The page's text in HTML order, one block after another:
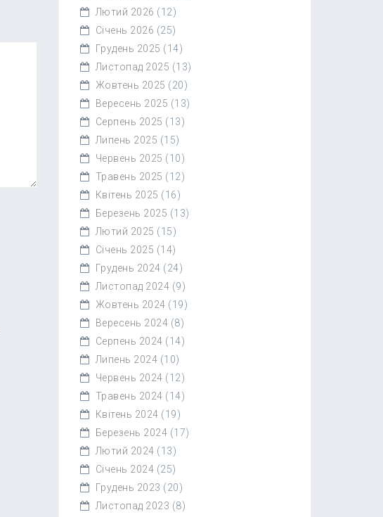
Лютий 2026 (12)
Січень 2026 (25)
Грудень 2025 (14)
Листопад 2025 (13)
Жовтень 2025 (20)
Вересень 2025 (13)
Серпень 2025 (13)
Липень 2025 (15)
Червень 2025 (10)
Травень 2025 (12)
Квітень 2025 (16)
Березень 2025 (13)
Лютий 2025 (15)
Січень 2025 (14)
Грудень 2024 (24)
Листопад 2024 (9)
Жовтень 2024 (19)
Вересень 2024 (8)
Серпень 2024 (14)
Липень 2024 (10)
Червень 2024 (12)
Травень 2024 (14)
Квітень 2024 (19)
Березень 2024 (17)
Лютий 2024 (13)
Січень 2024 (25)
Грудень 2023 (20)
Листопад 2023 (8)